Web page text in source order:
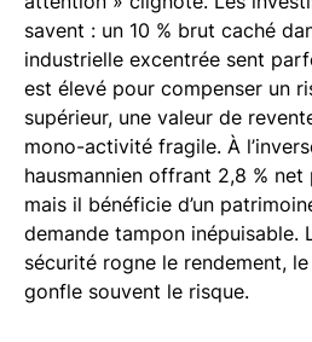
savent : un 10 % brut caché
industrielle excentrée sent
est élevé pour compenser un
supérieur, une valeur de
mono-activité fragile. À
hausmannien offrant 2,8 %
mais il bénéficie d’un
demande tampon inépuisable.
sécurité rogne le rendement,
gonfle souvent le risque.